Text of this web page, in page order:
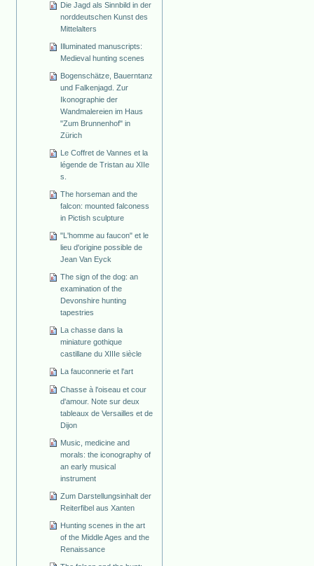
Die Jagd als Sinnbild in der
norddeutschen Kunst des
Mittelalters
Illuminated manuscripts:
Medieval hunting scenes
Bogenschätze, Bauerntanz
und Falkenjagd. Zur
Ikonographie der
Wandmalereien im Haus
"Zum Brunnenhof" in
Zürich
Le Coffret de Vannes et la
légende de Tristan au XIIe
s.
The horseman and the
falcon: mounted falconess
in Pictish sculpture
"L'homme au faucon" et le
lieu d'origine possible de
Jean Van Eyck
The sign of the dog: an
examination of the
Devonshire hunting
tapestries
La chasse dans la
miniature gothique
castillane du XIIIe siècle
La fauconnerie et l'art
Chasse à l'oiseau et cour
d'amour. Note sur deux
tableaux de Versailles et de
Dijon
Music, medicine and
morals: the iconography of
an early musical
instrument
Zum Darstellungsinhalt der
Reiterfibel aus Xanten
Hunting scenes in the art
of the Middle Ages and the
Renaissance